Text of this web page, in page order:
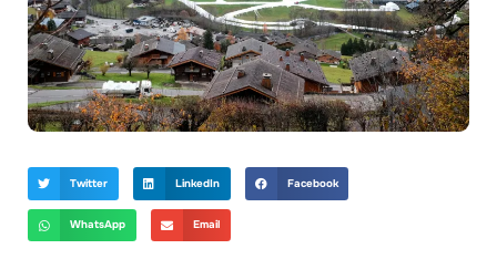
Twitter LinkedIn Facebook
WhatsApp Email